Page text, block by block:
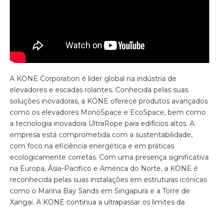
A KONE Corporation é líder global na indústria de
elevadores e escadas rolantes. Conhecida pelas suas
soluções inovadoras, a KONE oferece produtos avançados
como os elevadores MonoSpace e EcoSpace, bem como
a tecnologia inovadora UltraRope para edifícios altos. A
empresa está comprometida com a sustentabilidade,
com foco na eficiência energética e em práticas
ecologicamente corretas. Com uma presença significativa
na Europa, Ásia-Pacífico e América do Norte, a KONE é
reconhecida pelas suas instalações em estruturas icónicas
como o Marina Bay Sands em Singapura e a Torre de
Xangai. A KONE continua a ultrapassar os limites da